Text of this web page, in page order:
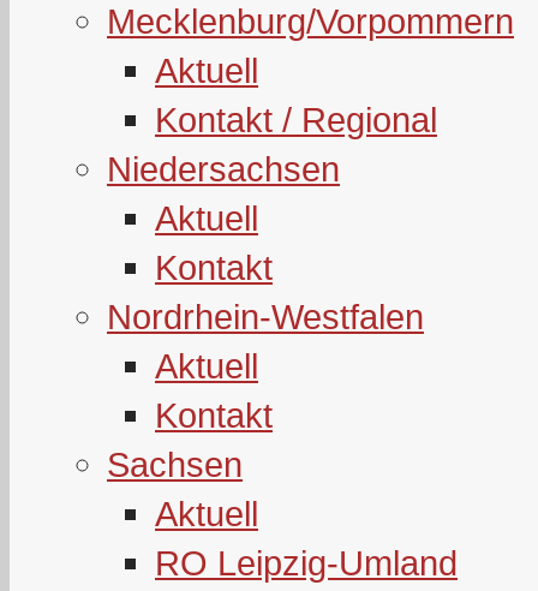
Mecklenburg/Vorpommern
Aktuell
Kontakt / Regional
Niedersachsen
Aktuell
Kontakt
Nordrhein-Westfalen
Aktuell
Kontakt
Sachsen
Aktuell
RO Leipzig-Umland